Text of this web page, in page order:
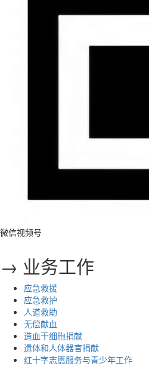
微信视频号
→ 业务工作
应急救援
应急救护
人道救助
无偿献血
造血干细胞捐献
遗体和人体器官捐献
红十字志愿服务与青少年工作